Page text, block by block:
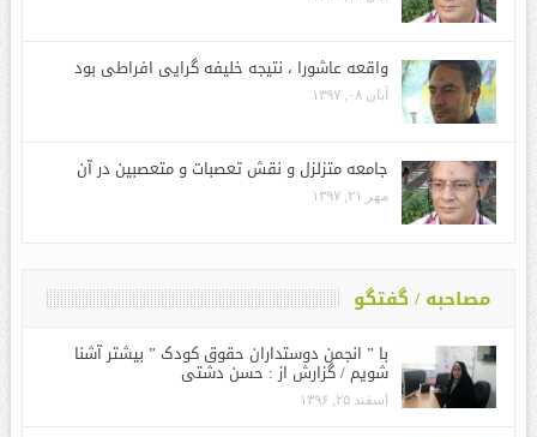
واقعه عاشورا ، نتیجه خلیفه گرایی افراطی بود
آبان ۰۸, ۱۳۹۷
جامعه متزلزل و نقش تعصبات و متعصبین در آن
مهر ۲۱, ۱۳۹۷
مصاحبه / گفتگو
با ” انجمن دوستداران حقوق کودک ” بیشتر آشنا
شویم / گزارش از : حسن دشتی
اسفند ۲۵, ۱۳۹۶